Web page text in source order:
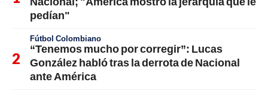
pedían"
Fútbol Colombiano
“Tenemos mucho por corregir”: Lucas
González habló tras la derrota de Nacional
ante América